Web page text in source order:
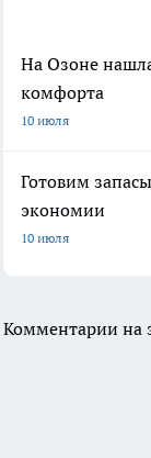
На Озоне
комфорта
10 июля
Готовим
экономии
10 июля
Комментарии на